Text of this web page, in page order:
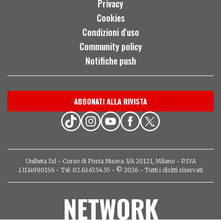
Privacy
Cookies
Condizioni d'uso
Community policy
Notifiche push
ABBONATI ALLA RIVISTA
Unibeta Srl - Corso di Porta Nuova 3/A 20121, Milano - P.IVA
13114990156 - Tel: 02.63.67.54.55 - © 2026 - Tutti i diritti riservati
NETWORK